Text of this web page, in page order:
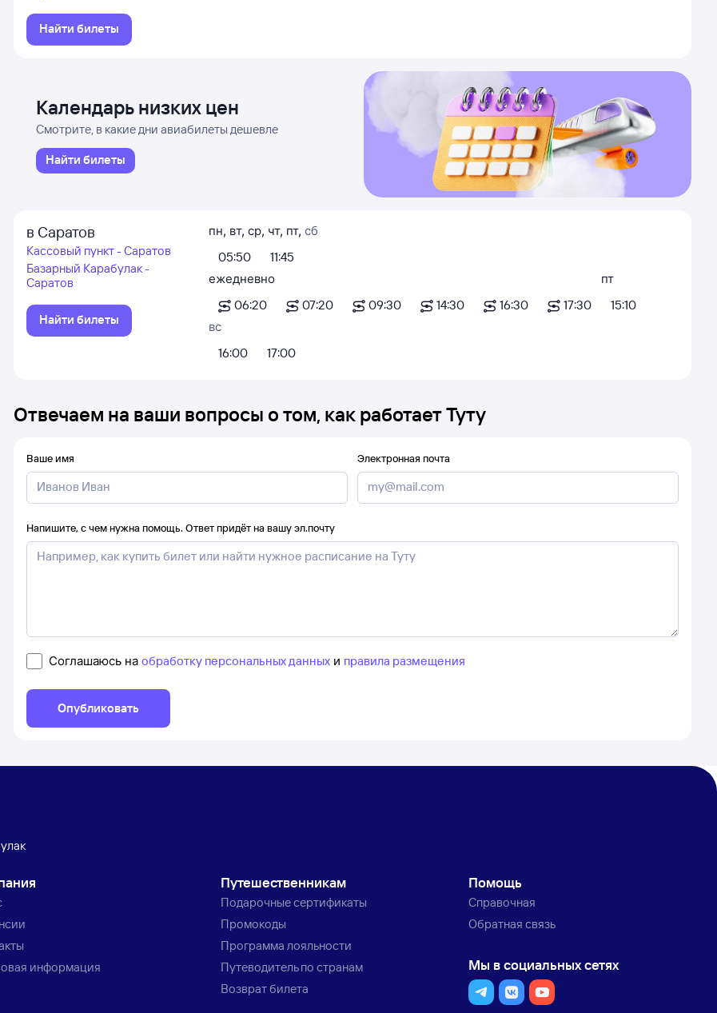
Найти билеты
Календарь низких цен
Смотрите, в какие дни авиабилеты дешевле
Найти билеты
в Саратов
Кассовый пункт - Саратов
Базарный Карабулак -
Саратов
Найти билеты
пн, вт, ср, чт, пт, сб
05:50
11:45
ежедневно
06:20
07:20 09:30 14:30 16:30 17:30
пт
15:10
вс
16:00
17:00
Отвечаем на ваши вопросы о том, как работает Туту
Ваше имя Электронная почта
Напишите, с чем нужна помощь. Ответ придёт на вашу эл.почту
Соглашаюсь на обработку персональных данных и правила размещения
Опубликовать
информация
Путешественникам
Подарочные сертификаты
Промокоды
Программа лояльности
Путеводитель по странам
Возврат билета
Помощь
Справочная
Обратная связь
Мы в социальных сетях